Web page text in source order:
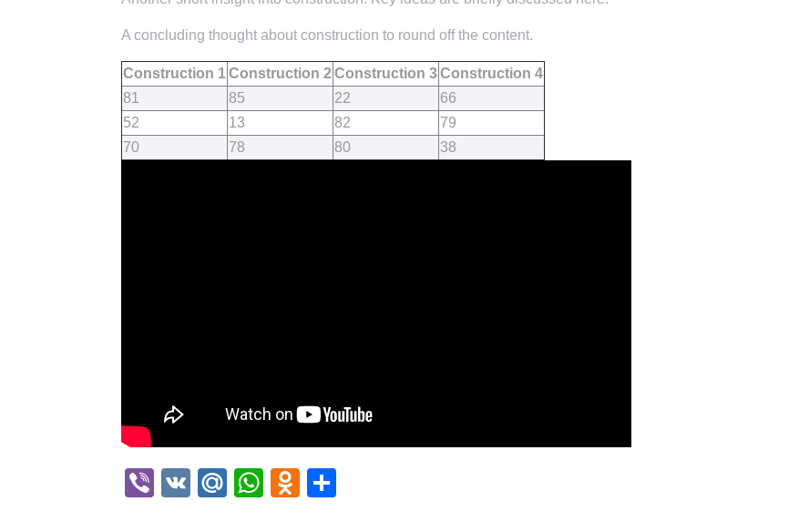
A concluding thought about construction to round off the content.
Construction 1Construction 2 Construction 3Construction 4
81
85 22
66
52
13 82
79
70
78 80 38
Viber
VK Mail.Ru
WhatsApp
Odnoklassniki